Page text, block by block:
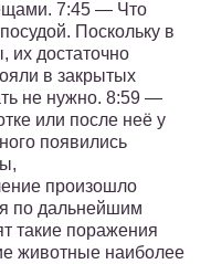
7:45 — Что
Поскольку в
их достаточно
в закрытых
не нужно. 8:59 —
или после неё у
появились
произошло
по дальнейшим
такие поражения
животные наиболее